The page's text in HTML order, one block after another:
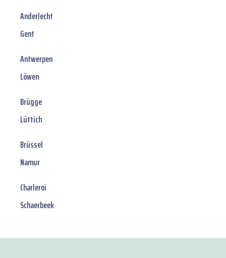
Anderlecht
Gent
Antwerpen
Löwen
Brügge
Lüttich
Brüssel
Namur
Charleroi
Schaerbeek